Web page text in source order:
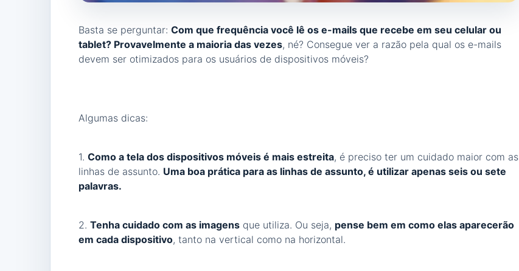
Basta se perguntar: Com que frequência você lê os e-mails que recebe em seu celular ou
tablet? Provavelmente a maioria das vezes, né? Consegue ver a razão pela qual os e-mails
devem ser otimizados para os usuários de dispositivos móveis?
Algumas dicas:
1. Como a tela dos dispositivos móveis é mais estreita, é preciso ter um cuidado maior com as
linhas de assunto. Uma boa prática para as linhas de assunto, é utilizar apenas seis ou sete
palavras.
2. Tenha cuidado com as imagens que utiliza. Ou seja, pense bem em como elas aparecerão
em cada dispositivo, tanto na vertical como na horizontal.